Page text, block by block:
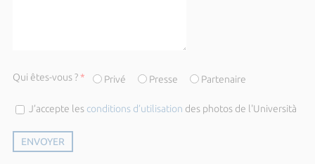
Qui êtes-vous ?* Privé Presse Partenaire
J’accepte les conditions d’utilisation des photos de l'Università